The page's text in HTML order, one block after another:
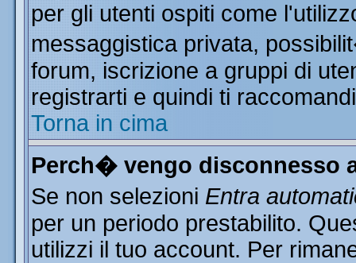
per gli utenti ospiti come
messaggistica privata,
forum, iscrizione a gruppi di
registrarti e quindi ti
Torna in cima
Perch� vengo disconnesso
Se non selezioni Entra
per un periodo prestabilito.
utilizzi il tuo account. Per